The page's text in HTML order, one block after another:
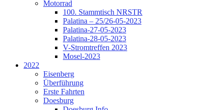
Motorrad
100. Stammtisch NRSTR
Palatina – 25/26-05-2023
Palatina-27-05-2023
Palatina-28-05-2023
V-Stromtreffen 2023
Mosel-2023
2022
Eisenberg
Überführung
Erste Fahrten
Doesburg